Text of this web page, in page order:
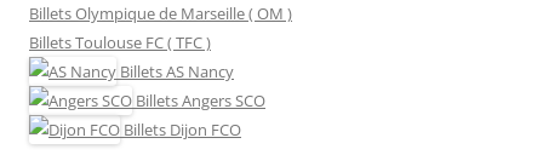
Billets Olympique de Marseille ( OM )
Billets Toulouse FC ( TFC )
BilletsAS Nancy
BilletsAngers SCO
Billets Dijon FCO